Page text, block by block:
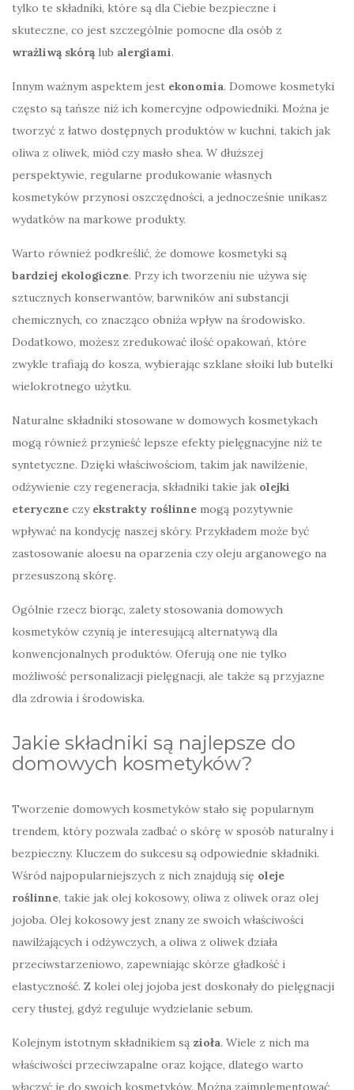
tylko te składniki, które są dla Ciebie bezpieczne i
skuteczne, co jest szczególnie pomocne dla osób z
wrażliwą skórą lub alergiami.
Innym ważnym aspektem jest ekonomia. Domowe kosmetyki
często są tańsze niż ich komercyjne odpowiedniki. Można je
tworzyć z łatwo dostępnych produktów w kuchni, takich jak
oliwa z oliwek, miód czy masło shea. W dłuższej
perspektywie, regularne produkowanie własnych
kosmetyków przynosi oszczędności, a jednocześnie unikasz
wydatków na markowe produkty.
Warto również podkreślić, że domowe kosmetyki są
bardziej ekologiczne. Przy ich tworzeniu nie używa się
sztucznych konserwantów, barwników ani substancji
chemicznych, co znacząco obniża wpływ na środowisko.
Dodatkowo, możesz zredukować ilość opakowań, które
zwykle trafiają do kosza, wybierając szklane słoiki lub butelki
wielokrotnego użytku.
Naturalne składniki stosowane w domowych kosmetykach
mogą również przynieść lepsze efekty pielęgnacyjne niż te
syntetyczne. Dzięki właściwościom, takim jak nawilżenie,
odżywienie czy regeneracja, składniki takie jak olejki
eteryczne czy ekstrakty roślinne mogą pozytywnie
wpływać na kondycję naszej skóry. Przykładem może być
zastosowanie aloesu na oparzenia czy oleju arganowego na
przesuszoną skórę.
Ogólnie rzecz biorąc, zalety stosowania domowych
kosmetyków czynią je interesującą alternatywą dla
konwencjonalnych produktów. Oferują one nie tylko
możliwość personalizacji pielęgnacji, ale także są przyjazne
dla zdrowia i środowiska.
Jakie składniki są najlepsze do
domowych kosmetyków?
Tworzenie domowych kosmetyków stało się popularnym
trendem, który pozwala zadbać o skórę w sposób naturalny i
bezpieczny. Kluczem do sukcesu są odpowiednie składniki.
Wśród najpopularniejszych z nich znajdują się oleje
roślinne, takie jak olej kokosowy, oliwa z oliwek oraz olej
jojoba. Olej kokosowy jest znany ze swoich właściwości
nawilżających i odżywczych, a oliwa z oliwek działa
przeciwstarzeniowo, zapewniając skórze gładkość i
elastyczność. Z kolei olej jojoba jest doskonały do pielęgnacji
cery tłustej, gdyż reguluje wydzielanie sebum.
Kolejnym istotnym składnikiem są zioła. Wiele z nich ma
właściwości przeciwzapalne oraz kojące, dlatego warto
włączyć je do swoich kosmetyków. Można zaimplementować